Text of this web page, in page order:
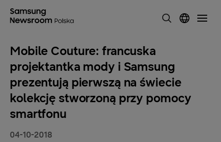
Mobile Couture: francuska
projektantka mody i Samsung
prezentują pierwszą na świecie
kolekcję stworzoną przy pomocy
smartfonu
04-10-2018